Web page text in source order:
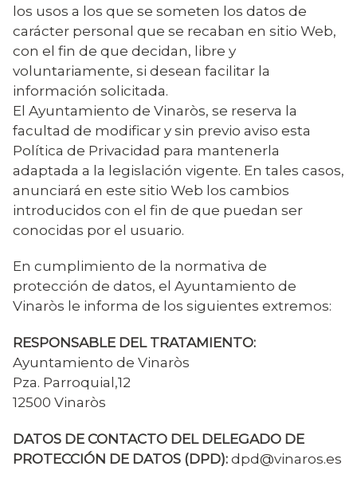
los usos a los que se someten los datos de
carácter personal que se recaban en sitio Web,
con el fin de que decidan, libre y
voluntariamente, si desean facilitar la
información solicitada.
El Ayuntamiento de Vinaròs, se reserva la
facultad de modificar y sin previo aviso esta
Política de Privacidad para mantenerla
adaptada a la legislación vigente. En tales casos,
anunciará en este sitio Web los cambios
introducidos con el fin de que puedan ser
conocidas por el usuario.
En cumplimiento de la normativa de
protección de datos, el Ayuntamiento de
Vinaròs le informa de los siguientes extremos:
RESPONSABLE DEL TRATAMIENTO:
Ayuntamiento de Vinaròs
Pza. Parroquial,12
12500 Vinaròs
DATOS DE CONTACTO DEL DELEGADO DE
PROTECCIÓN DE DATOS (DPD):dpd@vinaros.es